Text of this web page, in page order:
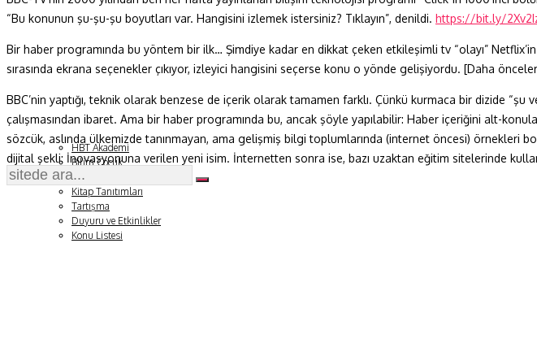
Gezegenimiz
Teknoyaşam
Fazlası
HBT Akademi
Bilim Çocuk
Soru ve Yanıt
Kitap Tanıtımları
Tartışma
Duyuru ve Etkinlikler
Konu Listesi
“Bu konunun şu-şu-şu boyutları var. Hangisini izlemek istersiniz? Tıklayın”, denildi. https://bit.ly/
Bir haber programında bu yöntem bir ilk… Şimdiye kadar en dikkat çeken etkileşimli tv “olayı”
sırasında ekrana seçenekler çıkıyor, izleyici hangisini seçerse konu o yönde gelişiyordu. [Daha
BBC’nin yaptığı, teknik olarak benzese de içerik olarak tamamen farklı. Çünkü kurmaca bir dizide
çalışmasından ibaret. Ama bir haber programında bu, ancak şöyle yapılabilir: Haber içeriğini alt-
sözcük, aslında ülkemizde tanınmayan, ama gelişmiş bilgi toplumlarında (internet öncesi) örnekleri
dijital şekli: İnovasyonuna verilen yeni isim. İnternetten sonra ise, bazı uzaktan eğitim sitelerinde